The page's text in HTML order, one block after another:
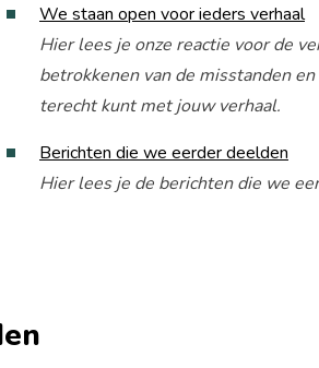
We staan open voor ieders verhaal
Hier lees je onze reactie voor de
betrokkenen van de misstanden
terecht kunt met jouw verhaal.
Berichten die we eerder deelden
Hier lees je de berichten die we